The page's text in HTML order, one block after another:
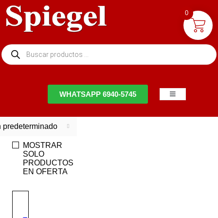
WHATSAPP 6940-5745
predeterminado
MOSTRAR
SOLO
PRODUCTOS
EN OFERTA
0